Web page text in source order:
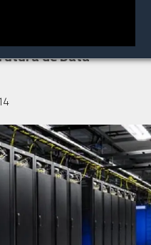
de Data